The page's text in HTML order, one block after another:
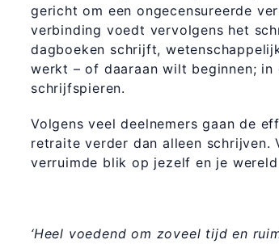
gericht om een ongecensureerde
verbinding voedt vervolgens het
dagboeken schrijft,
werkt – of daaraan wilt beginnen;
schrijfspieren.
Volgens veel deelnemers gaan de
retraite verder dan alleen schrijven.
verruimde blik op jezelf en je
‘Heel voedend om zoveel tijd en